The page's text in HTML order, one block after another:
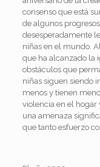
consenso que está
de algunos
desesperadamente
niñas en el mundo.
que ha alcanzado la
obstáculos que
niñas siguen siendo
menos y tienen
violencia en el hogar
una amenaza
que tanto esfuerzo